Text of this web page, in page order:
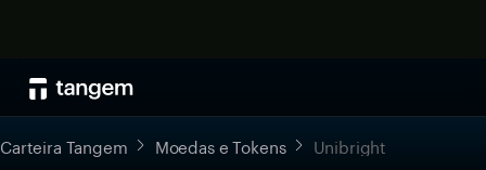
Carteira Tangem Moedas e Tokens Unibright